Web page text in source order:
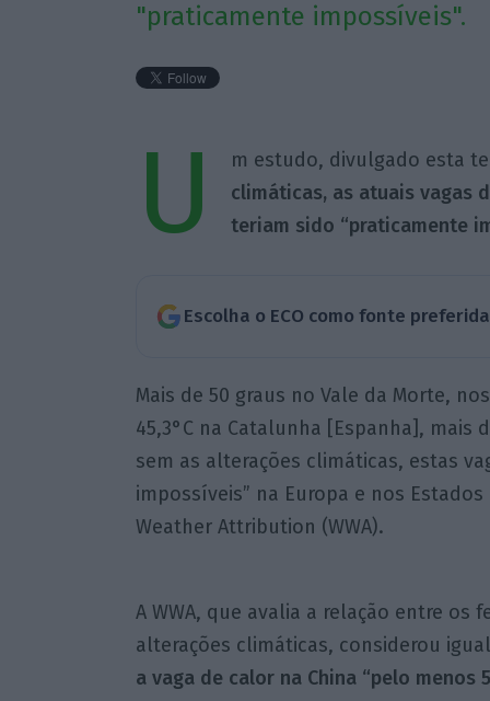
"praticamente impossíveis".
U m estudo, divulgado esta
climáticas, as atuais vagas
teriam sido “praticamente
Escolha o ECO como fonte
Mais de 50 graus no Vale da Morte,
45,3°C na Catalunha [Espanha], mais
sem as alterações climáticas, estas
impossíveis” na Europa e nos
Weather Attribution (WWA).
A WWA, que avalia a relação entre
alterações climáticas, considerou
a vaga de calor na China “pelo menos